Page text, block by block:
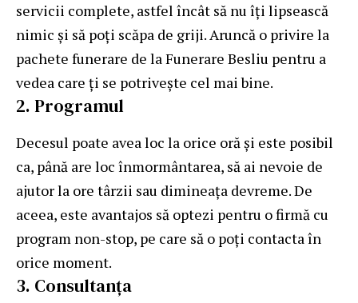
servicii complete, astfel încât să nu îți lipsească
nimic și să poți scăpa de griji. Aruncă o privire la
pachete funerare de la Funerare Besliu pentru a
vedea care ți se potrivește cel mai bine.
2. Programul
Decesul poate avea loc la orice oră și este posibil
ca, până are loc înmormântarea, să ai nevoie de
ajutor la ore târzii sau dimineața devreme. De
aceea, este avantajos să optezi pentru o firmă cu
program non-stop, pe care să o poți contacta în
orice moment.
3. Consultanța